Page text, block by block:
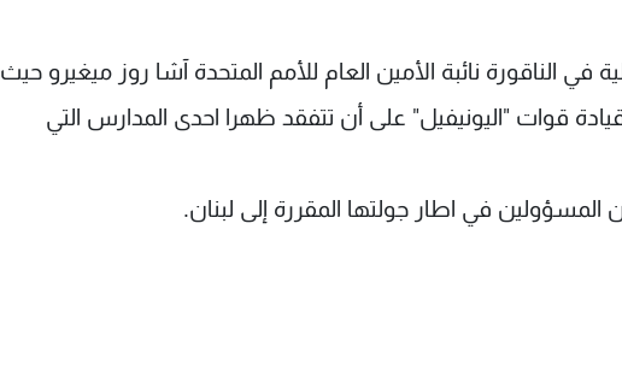
الناقورة نائبة الأمين العام للأمم المتحدة آشا روز ميغيرو حيث
قوات "اليونيفيل" على أن تتفقد ظهرا احدى المدارس التي
في اطار جولتها المقررة إلى لبنان.